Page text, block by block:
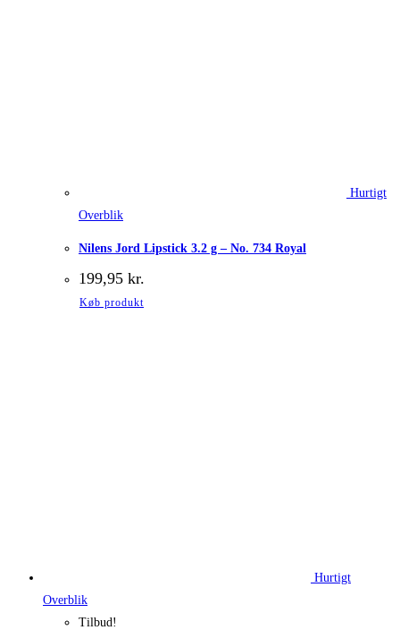
Hurtigt
Overblik
Nilens Jord Lipstick 3.2 g – No. 734 Royal
199,95 kr.
Køb produkt
Hurtigt
Overblik
Tilbud!